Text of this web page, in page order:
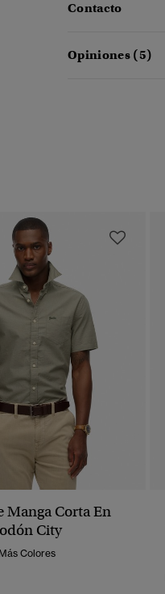
Contacto
Opiniones (5)
Manga Corta En
City
Colores